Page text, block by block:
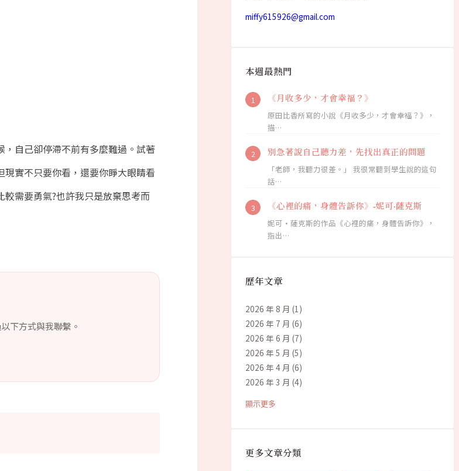
自己卻停滯不前有多麼難過。試著
實不只要你看，還要你睜大眼睛看
需要勇氣?也許我只是放棄思考而
下方式與我聯繫。
miffy615926@gmail.com
本週最熱門
《月收多少，才會幸福？》
原田比香所寫的小說《月收多少，才會幸福？》，
描…
別急著說自己聽力差，先找出真正的問題
「老師，我聽力很差。」 我很常聽到學生說的這句
話…
《心裡的痛，身體告訴你》-妮可·薩克斯
妮可·薩克斯的作品《心裡的痛，身體告訴你》，
指出…
歷年文章
2026 年 8 月 (1)
2026 年 7 月 (6)
2026 年 6 月 (7)
2026 年 5 月 (5)
2026 年 4 月 (6)
2026 年 3 月 (4)
顯示更多
更多文章分類